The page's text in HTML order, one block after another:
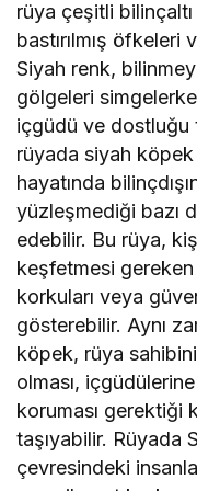
rüya çeşitli bilinçaltı
bastırılmış
Siyah renk,
gölgeleri
içgüdü ve dostluğu
rüyada siyah
hayatında
yüzleşmediği bazı
edebilir. Bu rüya,
keşfetmesi gereken
korkuları veya
gösterebilir. Aynı
köpek, rüya
olması,
koruması gerektiği
taşıyabilir. Rüyada
çevresindeki